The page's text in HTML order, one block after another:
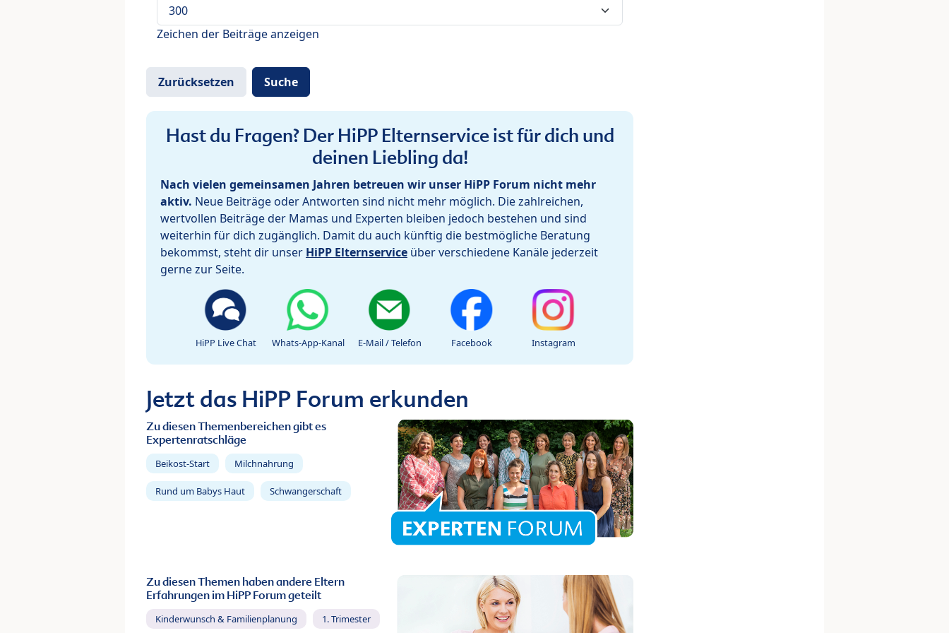
Zeichen der Beiträge anzeigen
Hast du Fragen? Der HiPP Elternservice ist für dich und
deinen Liebling da!
Nach vielen gemeinsamen Jahren betreuen wir unser HiPP Forum nicht mehr
aktiv. Neue Beiträge oder Antworten sind nicht mehr möglich. Die zahlreichen,
wertvollen Beiträge der Mamas und Experten bleiben jedoch bestehen und sind
weiterhin für dich zugänglich. Damit du auch künftig die bestmögliche Beratung
bekommst, steht dir unser HiPP Elternservice über verschiedene Kanäle jederzeit
gerne zur Seite.
HiPP Live Chat Whats-App-Kanal E-Mail / Telefon Facebook Instagram
Jetzt das HiPP Forum erkunden
Zu diesen Themenbereichen gibt es
Expertenratschläge
Beikost-Start Milchnahrung
Rund um Babys Haut Schwangerschaft
Zu diesen Themen haben andere Eltern
Erfahrungen im HiPP Forum geteilt
Kinderwunsch & Familienplanung 1. Trimester